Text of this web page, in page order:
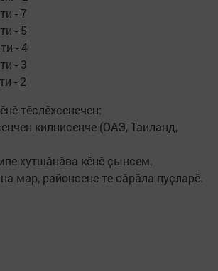
- 7
- 5
- 4
- 3
- 2
тӗслӗхсенечен:
килнисенче (ОАЭ, Таиланд,
хутшӑнӑва кӗнӗ ҫынсем.
мар, районсене те сӑрӑла пуҫларӗ.